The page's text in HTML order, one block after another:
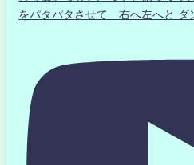
をパタパタさせて 右へ左へと ダ